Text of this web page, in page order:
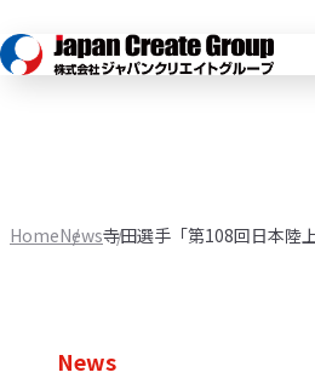
HomeNews寺田選手「第108回日本陸
News